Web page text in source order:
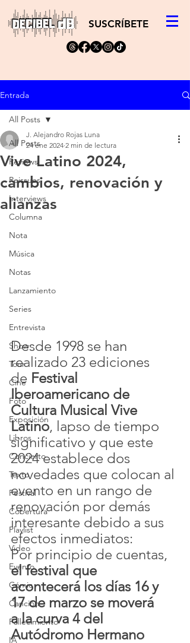
SUSCRÍBETE
Entrada
All Posts
Reviews
Reissues
Interviews
Columna
Nota
Música
Notas
Lanzamiento
Series
Entrevista
Show
Tour
Cine
Foto
Exposición
Libros
Concierto
Texto
Festival
Cobertura
Playlist
Video
Evento
Cómic
Canción
Fallecimiento
IA
All Posts
Vive Latino 2024,
cambios, renovación y
alianzas
J. Alejandro Rojas Luna
24 ene 2024 2 min de lectura
Desde 1998 se han
realizado 23 ediciones
de Festival
Iberoamericano de
Cultura Musical Vive
Latino, lapso de tiempo
significativo y que este
2024 establece dos
novedades que colocan al
evento en un rango de
renovación por demás
interesante debido a sus
efectos inmediatos:
Por principio de cuentas,
el festival que
acontecerá los días 16 y
17 de marzo se moverá
a la curva 4 del
Autódromo Hermano